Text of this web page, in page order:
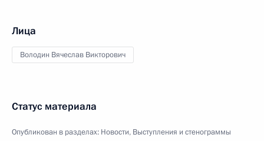
Лица
Володин Вячеслав Викторович
Статус материала
Опубликован в разделах: Новости, Выступления и стенограммы